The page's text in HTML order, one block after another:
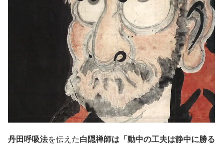
丹田呼吸法を伝えた白隠禅師は「動中の工夫は静中に勝る